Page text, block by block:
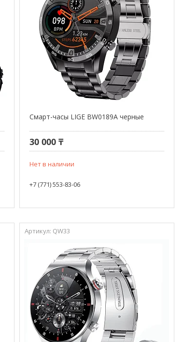
Смарт-часы LIGE BW0189A черные
30 000 ₸
Нет в наличии
+7 (771) 553-83-06
QW33